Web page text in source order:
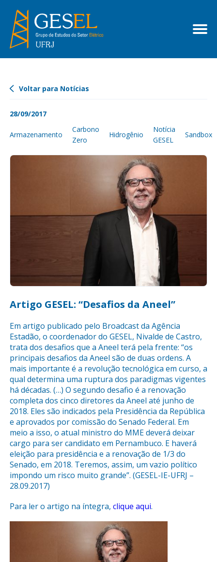
Voltar para Notícias
28/09/2017
Armazenamento
Carbono
Zero
Hidrogênio
Notícia
GESEL
Sandbox
Artigo GESEL: “Desafios da Aneel”
Em artigo publicado pelo Broadcast da Agência
Estadão, o coordenador do GESEL, Nivalde de Castro,
trata dos desafios que a Aneel terá pela frente: “os
principais desafios da Aneel são de duas ordens. A
mais importante é a revolução tecnológica em curso, a
qual determina uma ruptura dos paradigmas vigentes
há décadas. (…) O segundo desafio é a renovação
completa dos cinco diretores da Aneel até junho de
2018. Eles são indicados pela Presidência da República
e aprovados por comissão do Senado Federal. Em
meio a isso, o atual ministro do MME deverá deixar
cargo para ser candidato em Pernambuco. E haverá
eleição para presidência e a renovação de 1/3 do
Senado, em 2018. Teremos, assim, um vazio político
impondo um risco muito grande”. (GESEL-IE-UFRJ –
28.09.2017)
Para ler o artigo na íntegra, clique aqui.